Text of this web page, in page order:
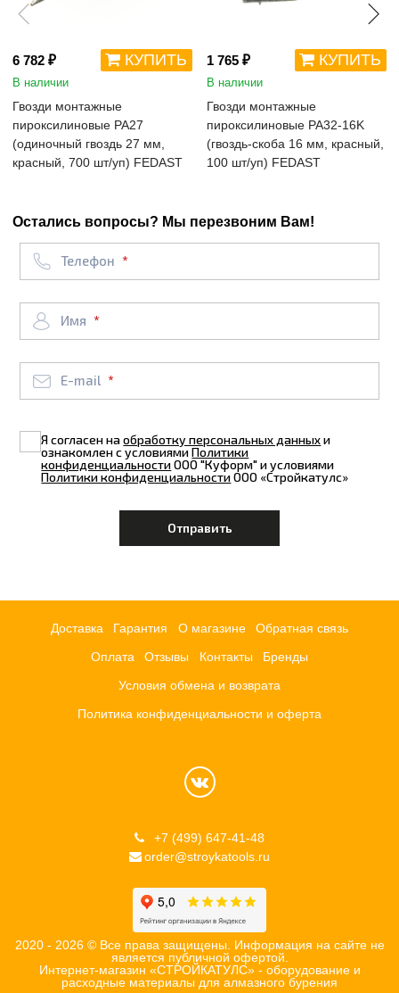
6 782 ₽ КУПИТЬ
В наличии
Гвозди монтажные
пироксилиновые PA27
(одиночный гвоздь 27 мм,
красный, 700 шт/уп) FEDAST
1 765 ₽ КУПИТЬ
В наличии
Гвозди монтажные
пироксилиновые PA32-16K
(гвоздь-скоба 16 мм, красный,
100 шт/уп) FEDAST
Остались вопросы? Мы перезвоним Вам!
Телефон
Имя
E-mail
Я согласен наобработку персональных данныхи
ознакомлен с условиямиПолитики
конфиденциальностиООО "Куформ" и условиями
Политики конфиденциальностиООО «Стройкатулс»
Доставка Гарантия О магазине Обратная связь
Оплата Отзывы Контакты Бренды
Условия обмена и возврата
Политика конфиденциальности и оферта
+7 (499) 647-41-48
order@stroykatools.ru
2020 - 2026 © Все права защищены. Информация на сайте не
является публичной офертой.
Интернет-магазин «СТРОЙКАТУЛС» - оборудование и
расходные материалы для алмазного бурения